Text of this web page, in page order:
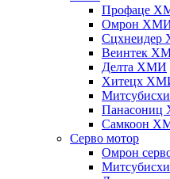
Профаце
Омрон
Веинтек
Делта ХМИ
Хитецх
Самкоон
Серво мотор
Омрон